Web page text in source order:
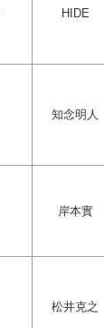
HIDE
知念明人
岸本實
松井克之